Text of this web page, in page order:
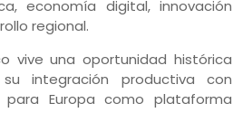
economía digital, innovación
regional.
vive una oportunidad histórica
integración productiva con
Europa como plataforma